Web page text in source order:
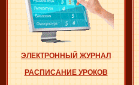
ЭЛЕКТРОННЫЙ ЖУРНАЛ
РАСПИСАНИЕ УРОКОВ